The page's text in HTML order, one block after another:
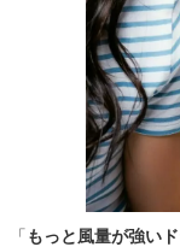
「 もっと風量が強い